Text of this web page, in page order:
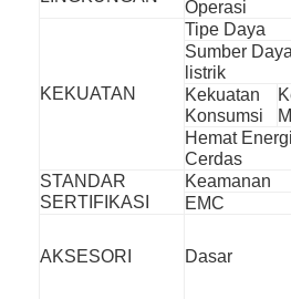
Operasi
KEKUATAN
Tipe Daya
Sumber Daya
listrik
Kekuatan
Konsumsi
Hemat Energi
Cerdas
STANDAR
SERTIFIKASI
Keamanan
EMC
AKSESORI Dasar